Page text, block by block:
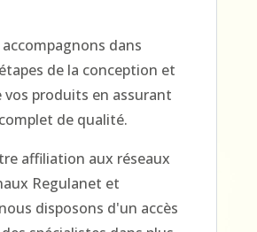
dans
de la conception et
vos produits en assurant
de qualité.
affiliation aux réseaux
Regulanet et
disposons d'un accès